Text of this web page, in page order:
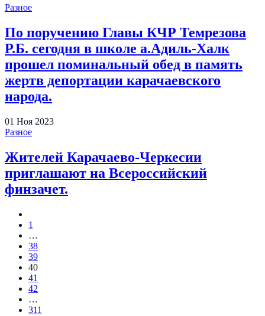
Разное
По поручению Главы КЧР Темрезова
Р.Б. сегодня в школе а.Адиль-Халк
прошел поминальный обед в память
жертв депортации карачаевского
народа.
01 Ноя 2023
Разное
Жителей Карачаево-Черкесии
приглашают на Всероссийский
финзачет.
1
…
38
39
40
41
42
…
311